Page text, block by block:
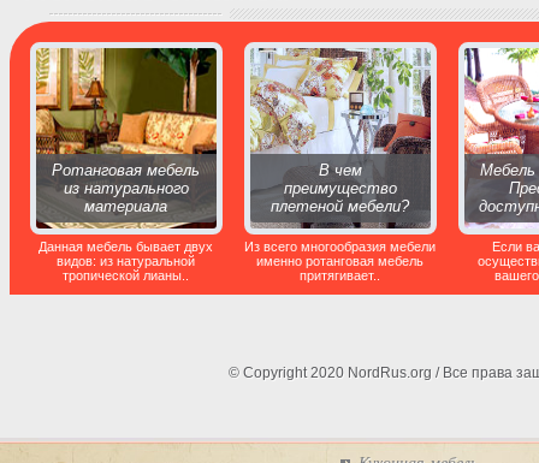
Ротанговая мебель
из натурального
материала
Данная мебель бывает двух
видов: из натуральной
тропической лианы..
В чем
преимущество
плетеной мебели?
Из всего многообразия мебели
именно ротанговая мебель
притягивает..
Мебель
Если
© Copyright 2020 NordRus.org / Все права